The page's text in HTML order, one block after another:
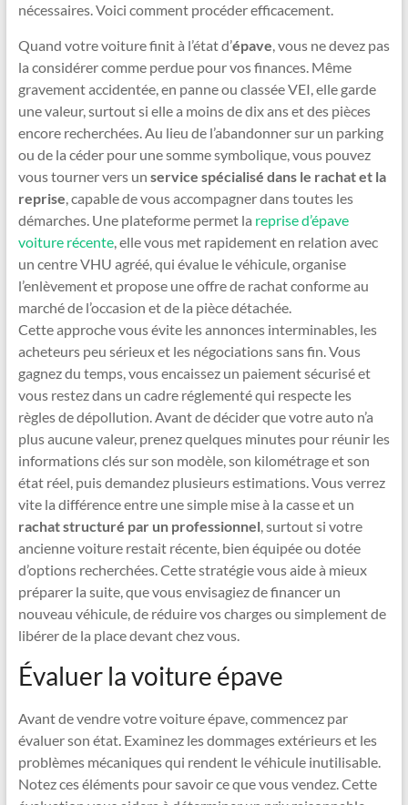
nécessaires. Voici comment procéder efficacement.
Quand votre voiture finit à l’état d’épave, vous ne devez pas
la considérer comme perdue pour vos finances. Même
gravement accidentée, en panne ou classée VEI, elle garde
une valeur, surtout si elle a moins de dix ans et des pièces
encore recherchées. Au lieu de l’abandonner sur un parking
ou de la céder pour une somme symbolique, vous pouvez
vous tourner vers un service spécialisé dans le rachat et la
reprise, capable de vous accompagner dans toutes les
démarches. Une plateforme permet la reprise d’épave
voiture récente, elle vous met rapidement en relation avec
un centre VHU agréé, qui évalue le véhicule, organise
l’enlèvement et propose une offre de rachat conforme au
marché de l’occasion et de la pièce détachée.
Cette approche vous évite les annonces interminables, les
acheteurs peu sérieux et les négociations sans fin. Vous
gagnez du temps, vous encaissez un paiement sécurisé et
vous restez dans un cadre réglementé qui respecte les
règles de dépollution. Avant de décider que votre auto n’a
plus aucune valeur, prenez quelques minutes pour réunir les
informations clés sur son modèle, son kilométrage et son
état réel, puis demandez plusieurs estimations. Vous verrez
vite la différence entre une simple mise à la casse et un
rachat structuré par un professionnel, surtout si votre
ancienne voiture restait récente, bien équipée ou dotée
d’options recherchées. Cette stratégie vous aide à mieux
préparer la suite, que vous envisagiez de financer un
nouveau véhicule, de réduire vos charges ou simplement de
libérer de la place devant chez vous.
Évaluer la voiture épave
Avant de vendre votre voiture épave, commencez par
évaluer son état. Examinez les dommages extérieurs et les
problèmes mécaniques qui rendent le véhicule inutilisable.
Notez ces éléments pour savoir ce que vous vendez. Cette